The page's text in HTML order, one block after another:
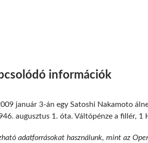
információk
január 3-án egy Satoshi Nakamoto
augusztus 1. óta. Váltópénze a fillér, 1
adatforrásokat használunk, mint az